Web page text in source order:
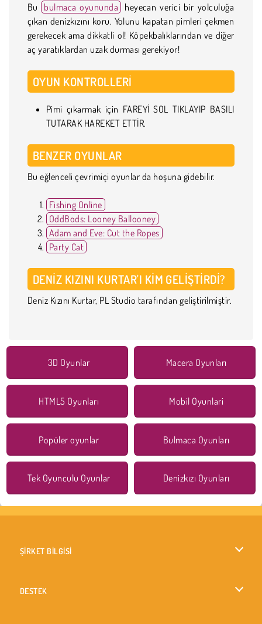
Bu bulmaca oyununda
heyecan verici bir yolculuğa
çıkan denizkızını koru. Yolunu kapatan pimleri çekmen
gerekecek ama dikkatli ol! Köpekbalıklarından ve diğer
aç yaratıklardan uzak durması gerekiyor!
OYUN KONTROLLERI
Pimi çıkarmak için FAREYİ SOL TIKLAYIP BASILI
TUTARAK HAREKET ETTİR.
BENZER OYUNLAR
Bu eğlenceli çevrimiçi oyunlar da hoşuna gidebilir.
Fishing Online
OddBods: Looney Ballooney
Adam and Eve: Cut the Ropes
Party Cat
DENIZ KIZINI KURTAR'I KIM GELIŞTIRDI?
Deniz Kızını Kurtar, PL Studio tarafından geliştirilmiştir.
3D Oyunlar Macera Oyunları
HTML5 Oyunları Mobil Oyunlari
Popüler oyunlar Bulmaca Oyunları
Tek Oyunculu Oyunlar Denizkızı Oyunları
ŞİRKET BİLGİSİ
DESTEK